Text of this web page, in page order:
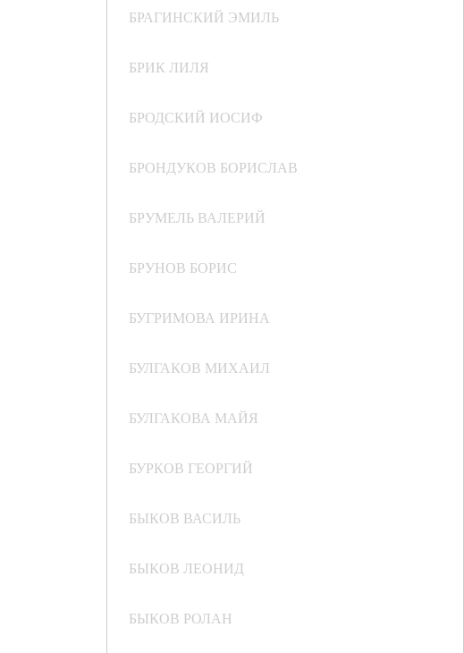
БРАГИНСКИЙ ЭМИЛЬ
БРИК ЛИЛЯ
БРОДСКИЙ ИОСИФ
БРОНДУКОВ БОРИСЛАВ
БРУМЕЛЬ ВАЛЕРИЙ
БРУНОВ БОРИС
БУГРИМОВА ИРИНА
БУЛГАКОВ МИХАИЛ
БУЛГАКОВА МАЙЯ
БУРКОВ ГЕОРГИЙ
БЫКОВ ВАСИЛЬ
БЫКОВ ЛЕОНИД
БЫКОВ РОЛАН